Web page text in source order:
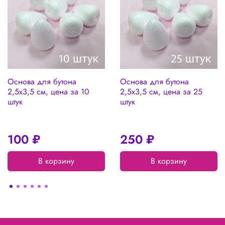
Основа для бутона
2,5х3,5 см, цена за 10
штук
100 ₽
В корзину
Основа для бутона
2,5х3,5 см, цена за 25
штук
250 ₽
В корзину